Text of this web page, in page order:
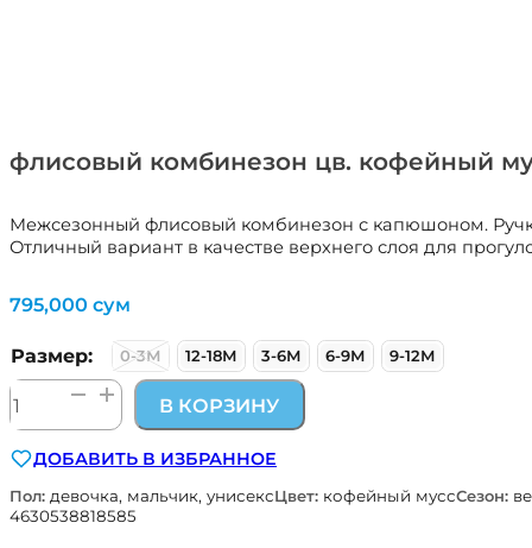
флисовый комбинезон цв. кофейный
Межсезонный флисовый комбинезон с капюшоном.
Отличный вариант в качестве верхнего слоя для
795,000 сум
Размер: 0-3М 12-18М 3-6М 6-9М 9-12М
Количество
товара
комбинезон
цв.
кофейный
В КОРЗИНУ
ДОБАВИТЬ В ИЗБРАННОЕ
Пол: девочка, мальчик, унисексЦвет: кофейный муссСезон:
4630538818585